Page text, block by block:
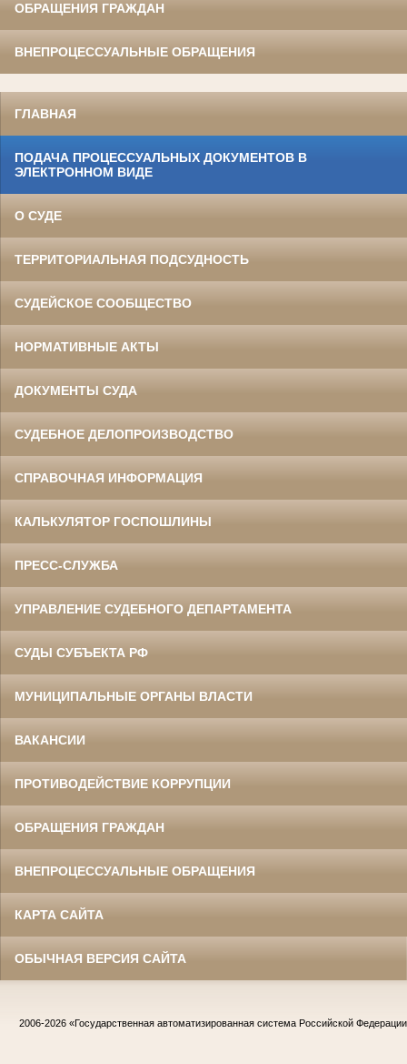
ОБРАЩЕНИЯ ГРАЖДАН
ВНЕПРОЦЕССУАЛЬНЫЕ ОБРАЩЕНИЯ
ГЛАВНАЯ
ПОДАЧА ПРОЦЕССУАЛЬНЫХ ДОКУМЕНТОВ В
ЭЛЕКТРОННОМ ВИДЕ
О СУДЕ
ТЕРРИТОРИАЛЬНАЯ ПОДСУДНОСТЬ
СУДЕЙСКОЕ СООБЩЕСТВО
НОРМАТИВНЫЕ АКТЫ
ДОКУМЕНТЫ СУДА
СУДЕБНОЕ ДЕЛОПРОИЗВОДСТВО
СПРАВОЧНАЯ ИНФОРМАЦИЯ
КАЛЬКУЛЯТОР ГОСПОШЛИНЫ
ПРЕСС-СЛУЖБА
УПРАВЛЕНИЕ СУДЕБНОГО ДЕПАРТАМЕНТА
СУДЫ СУБЪЕКТА РФ
МУНИЦИПАЛЬНЫЕ ОРГАНЫ ВЛАСТИ
ВАКАНСИИ
ПРОТИВОДЕЙСТВИЕ КОРРУПЦИИ
ОБРАЩЕНИЯ ГРАЖДАН
ВНЕПРОЦЕССУАЛЬНЫЕ ОБРАЩЕНИЯ
КАРТА САЙТА
ОБЫЧНАЯ ВЕРСИЯ САЙТА
2006-2026 «Государственная автоматизированная система Российской